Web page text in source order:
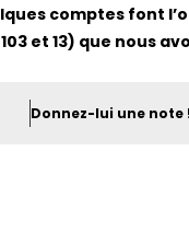
comptes font
et 13) que nous
Donnez-lui une note !